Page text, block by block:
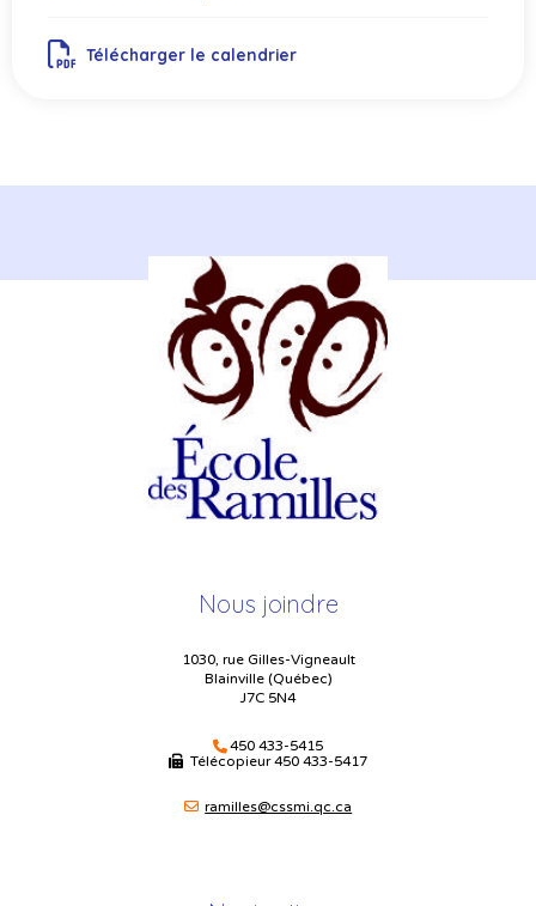
Télécharger le calendrier
Nous joindre
1030, rue Gilles-Vigneault
Blainville (Québec)
J7C 5N4
450 433-5415
Télécopieur450 433-5417
ramilles@cssmi.qc.ca